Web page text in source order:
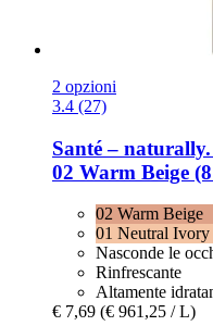
2 opzioni
3.4 (27)
Santé – naturally.
02 Warm Beige
02 Warm Beige
01 Neutral Ivory
Nasconde le
Rinfrescante
Altamente
€ 7,69 (€ 961,25 / L)